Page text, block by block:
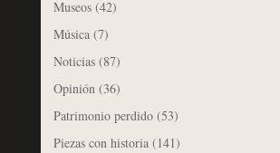
Museos(42)
Música(7)
Noticias(87)
Opinión(36)
Patrimonio perdido(53)
Piezas con historia(141)